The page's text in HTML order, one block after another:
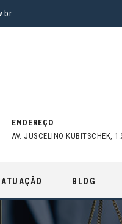
ENDEREÇO
AV. JUSCELINO KUBITSCHEK,
BLOG